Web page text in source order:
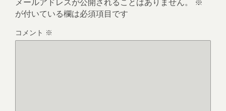
が付いている欄は必須項目です
コメント ※